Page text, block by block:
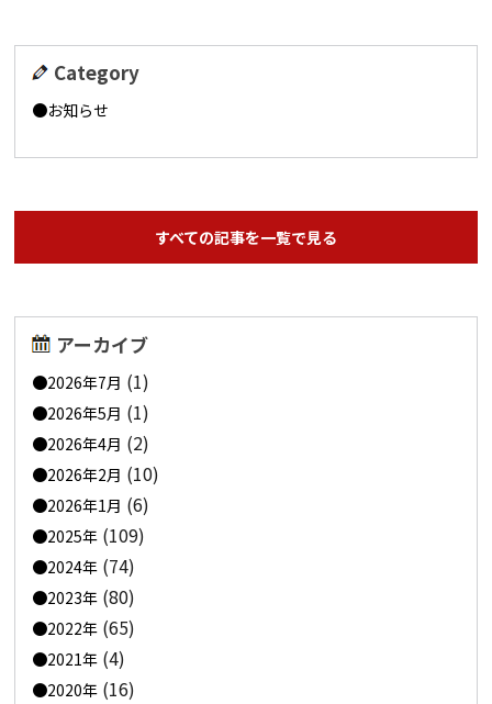
Category
お知らせ
すべての記事を一覧で見る
アーカイブ
2026年7月 (1)
2026年5月 (1)
2026年4月 (2)
2026年2月 (10)
2026年1月 (6)
2025年 (109)
2024年 (74)
2023年 (80)
2022年 (65)
2021年 (4)
2020年 (16)